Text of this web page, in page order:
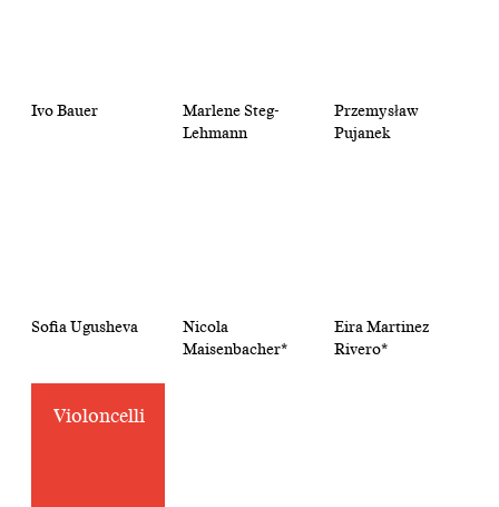
Ivo Bauer
Marlene Steg-
Lehmann
Przemysław
Pujanek
Sofia Ugusheva
Nicola
Maisenbacher*
Eira Martinez
Rivero*
Violoncelli